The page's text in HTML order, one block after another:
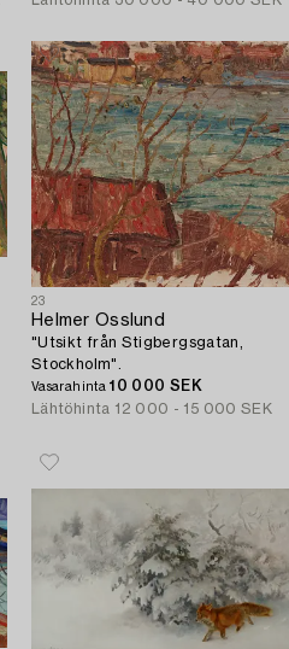
23
Helmer Osslund
"Utsikt från Stigbergsgatan,
Stockholm".
Vasarahinta10 000 SEK
Lähtöhinta 12 000 - 15 000 SEK